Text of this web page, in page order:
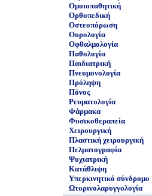
Ομοιοπαθητική
Ορθοπεδική
Οστεοπόρωση
Ουρολογία
Οφθαλμολογία
Παθολογία
Παιδιατρική
Πνευμονολογία
Πρόληψη
Πόνος
Ρευματολογία
Φάρμακα
Φυσικοθεραπεία
Χειρουργική
Πλαστική χειρουργική
Πελματογραφία
Ψυχιατρική
Κατάθλιψη
Υπερκινητικό σύνδρομο
Ωτορινολαρυγγολογία